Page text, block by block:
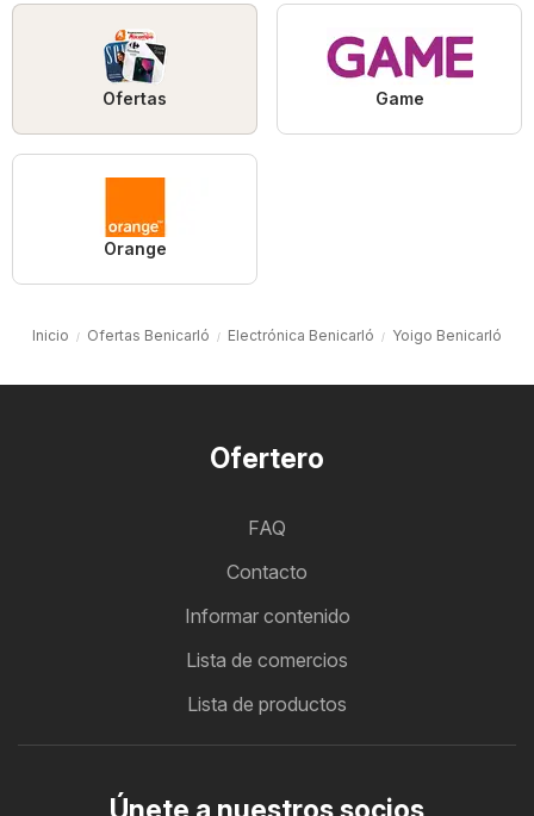
Ofertas Game
Orange
Inicio Ofertas Benicarló Electrónica Benicarló Yoigo Benicarló
Ofertero
FAQ
Contacto
Informar contenido
Lista de comercios
Lista de productos